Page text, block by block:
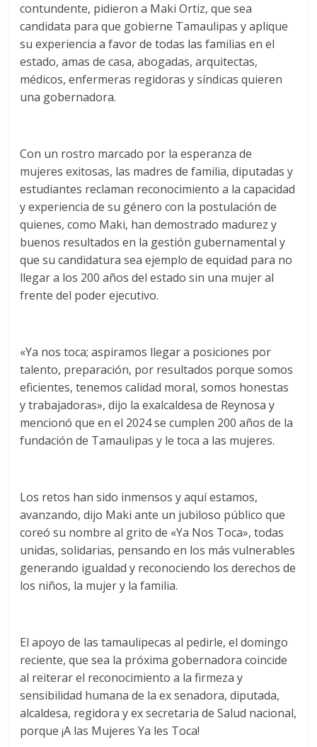
contundente, pidieron a Maki Ortiz, que sea
candidata para que gobierne Tamaulipas y aplique
su experiencia a favor de todas las familias en el
estado, amas de casa, abogadas, arquitectas,
médicos, enfermeras regidoras y síndicas quieren
una gobernadora.
Con un rostro marcado por la esperanza de
mujeres exitosas, las madres de familia, diputadas y
estudiantes reclaman reconocimiento a la capacidad
y experiencia de su género con la postulación de
quienes, como Maki, han demostrado madurez y
buenos resultados en la gestión gubernamental y
que su candidatura sea ejemplo de equidad para no
llegar a los 200 años del estado sin una mujer al
frente del poder ejecutivo.
«Ya nos toca; aspiramos llegar a posiciones por
talento, preparación, por resultados porque somos
eficientes, tenemos calidad moral, somos honestas
y trabajadoras», dijo la exalcaldesa de Reynosa y
mencionó que en el 2024 se cumplen 200 años de la
fundación de Tamaulipas y le toca a las mujeres.
Los retos han sido inmensos y aquí estamos,
avanzando, dijo Maki ante un jubiloso público que
coreó su nombre al grito de «Ya Nos Toca», todas
unidas, solidarias, pensando en los más vulnerables
generando igualdad y reconociendo los derechos de
los niños, la mujer y la familia.
El apoyo de las tamaulipecas al pedirle, el domingo
reciente, que sea la próxima gobernadora coincide
al reiterar el reconocimiento a la firmeza y
sensibilidad humana de la ex senadora, diputada,
alcaldesa, regidora y ex secretaria de Salud nacional,
porque ¡A las Mujeres Ya les Toca!